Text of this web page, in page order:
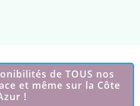
de TOUS nos
et même sur la Côte
!